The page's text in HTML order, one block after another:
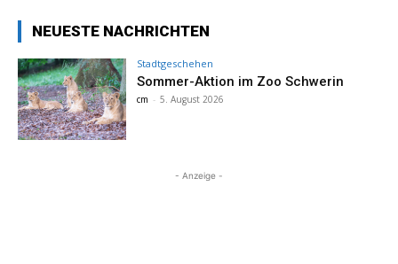
NEUESTE NACHRICHTEN
Stadtgeschehen
Sommer-Aktion im Zoo Schwerin
cm - 5. August 2026
- Anzeige -